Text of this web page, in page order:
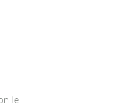
le